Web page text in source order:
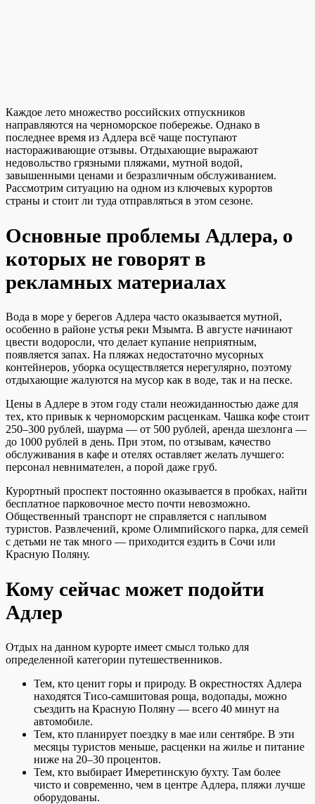
Каждое лето множество российских отпускников
направляются на черноморское побережье. Однако в
последнее время из Адлера всё чаще поступают
настораживающие отзывы. Отдыхающие выражают
недовольство грязными пляжами, мутной водой,
завышенными ценами и безразличным обслуживанием.
Рассмотрим ситуацию на одном из ключевых курортов
страны и стоит ли туда отправляться в этом сезоне.
Основные проблемы Адлера, о
которых не говорят в
рекламных материалах
Вода в море у берегов Адлера часто оказывается мутной,
особенно в районе устья реки Мзымта. В августе начинают
цвести водоросли, что делает купание неприятным,
появляется запах. На пляжах недостаточно мусорных
контейнеров, уборка осуществляется нерегулярно, поэтому
отдыхающие жалуются на мусор как в воде, так и на песке.
Цены в Адлере в этом году стали неожиданностью даже для
тех, кто привык к черноморским расценкам. Чашка кофе стоит
250–300 рублей, шаурма — от 500 рублей, аренда шезлонга —
до 1000 рублей в день. При этом, по отзывам, качество
обслуживания в кафе и отелях оставляет желать лучшего:
персонал невнимателен, а порой даже груб.
Курортный проспект постоянно оказывается в пробках, найти
бесплатное парковочное место почти невозможно.
Общественный транспорт не справляется с наплывом
туристов. Развлечений, кроме Олимпийского парка, для семей
с детьми не так много — приходится ездить в Сочи или
Красную Поляну.
Кому сейчас может подойти
Адлер
Отдых на данном курорте имеет смысл только для
определенной категории путешественников.
Тем, кто ценит горы и природу. В окрестностях Адлера
находятся Тисо-самшитовая роща, водопады, можно
съездить на Красную Поляну — всего 40 минут на
автомобиле.
Тем, кто планирует поездку в мае или сентябре. В эти
месяцы туристов меньше, расценки на жилье и питание
ниже на 20–30 процентов.
Тем, кто выбирает Имеретинскую бухту. Там более
чисто и современно, чем в центре Адлера, пляжи лучше
оборудованы.